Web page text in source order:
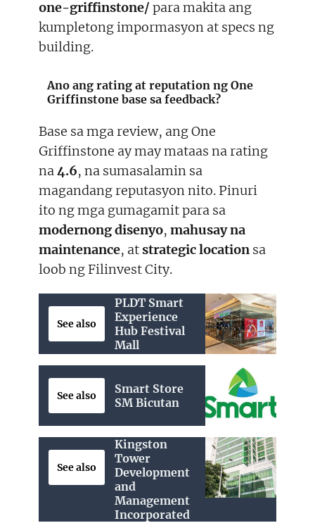
one-griffinstone/ para makita ang
kumpletong impormasyon at specs ng
building.
Ano ang rating at reputation ng One
Griffinstone base sa feedback?
Base sa mga review, ang One
Griffinstone ay may mataas na rating
na4.6, na sumasalamin sa
magandang reputasyon nito. Pinuri
ito ng mga gumagamit para sa
modernong disenyo, mahusay na
maintenance, at strategic location sa
loob ng Filinvest City.
See also
PLDT Smart
Experience
Hub Festival
Mall
See also
Smart Store
SM Bicutan
See also
Kingston
Tower
Development
and
Management
Incorporated